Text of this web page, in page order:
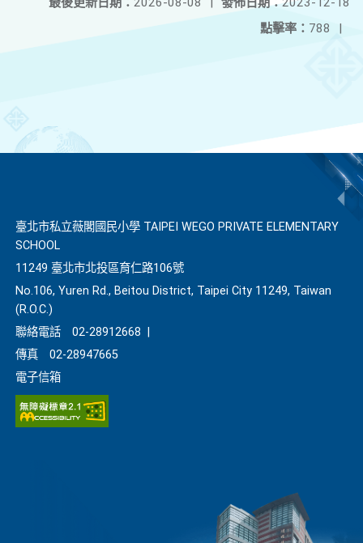
點擊率： 788 |
臺北市私立薇閣國民小學 TAIPEI WEGO PRIVATE ELEMENTARY
SCHOOL
11249 臺北市北投區育仁路106號
No.106, Yuren Rd., Beitou District, Taipei City 11249, Taiwan
(R.O.C.)
聯絡電話
02-28912668
傳真
02-28947665
電子信箱